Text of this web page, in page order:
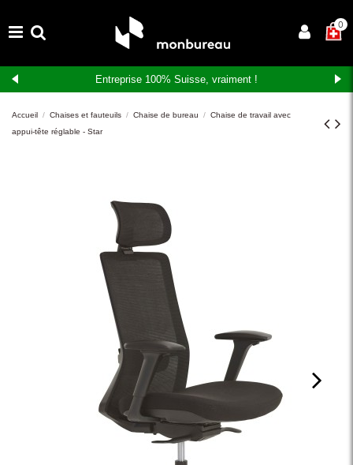
×0
Entreprise 100% Suisse, vraiment !
Accueil Chaises et fauteuils Chaise de bureau
Chaise de travail avec
appui-tête réglable - Star